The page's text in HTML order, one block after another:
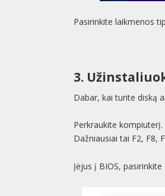
Pasirinkite laikmenos
3.
Dabar, kai turite diską
Perkraukite
Dažniausiai tai F2, F8,
Įėjus į BIOS,